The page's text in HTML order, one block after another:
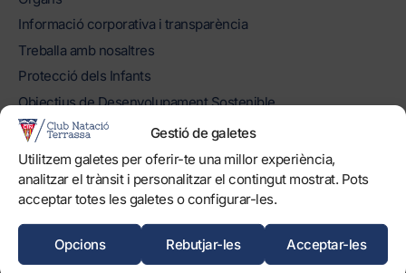
Gestió de galetes
Utilitzem galetes per oferir-te una millor experiència,
analitzar el trànsit i personalitzar el contingut mostrat. Pots
acceptar totes les galetes o configurar-les.
Acceptar-les
Rebutjar-les
Opcions
Informació corporativa i transparència
Treballa amb nosaltres
Protecció dels Infants
Objectius de Desenvolupament Sostenible
INSTAL·LACIONS
Horaris
Piscines